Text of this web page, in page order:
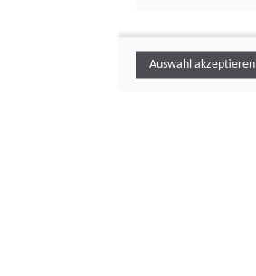
Auswahl akzeptieren